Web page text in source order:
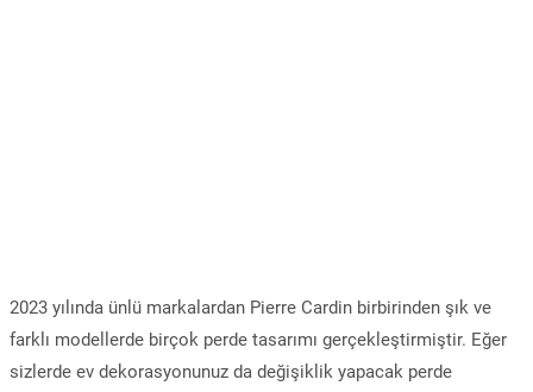
2023 yılında ünlü markalardan Pierre Cardin birbirinden şık ve
farklı modellerde birçok perde tasarımı gerçekleştirmiştir. Eğer
sizlerde ev dekorasyonunuz da değişiklik yapacak perde